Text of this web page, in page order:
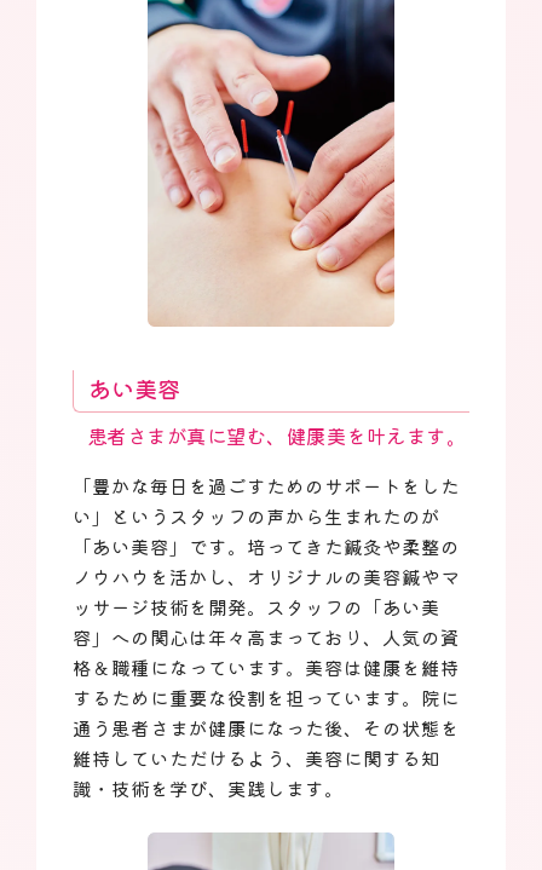
あい美容
患者さまが真に望む、健康美を叶えます。
「豊かな毎日を過ごすためのサポートをした
い」というスタッフの声から生まれたのが
「あい美容」です。培ってきた鍼灸や柔整の
ノウハウを活かし、オリジナルの美容鍼やマ
ッサージ技術を開発。スタッフの「あい美
容」への関心は年々高まっており、人気の資
格＆職種になっています。美容は健康を維持
するために重要な役割を担っています。院に
通う患者さまが健康になった後、その状態を
維持していただけるよう、美容に関する知
識・技術を学び、実践します。